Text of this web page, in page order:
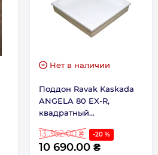
Нет в наличии
Поддон Ravak Kaskada
ANGELA 80 EX-R,
квадратный
13 362.00 ₴ -20 %
10 690.00 ₴